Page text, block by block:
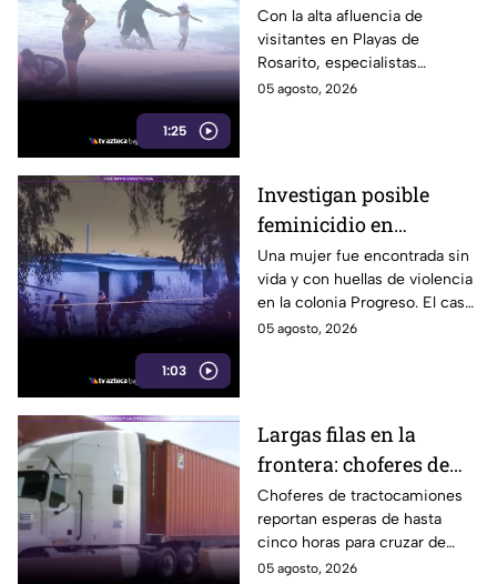
1:25
playas de Rosarito
durante el verano
Con la alta afluencia de
visitantes en Playas de
Rosarito, especialistas
recomiendan reaplicar
05 agosto, 2026
1:03
Investigan posible
feminicidio en
Mexicali; hallan a una
mujer sin vida con
huellas de violencia
Una mujer fue encontrada sin
vida y con huellas de violencia
en la colonia Progreso. El caso
es investigado como un
05 agosto, 2026
Largas filas en la
frontera: choferes de
carga esperan hasta
cinco horas para
cruzar a EE. UU.
Choferes de tractocamiones
reportan esperas de hasta
cinco horas para cruzar de
Tijuana a Estados Unidos y
05 agosto, 2026